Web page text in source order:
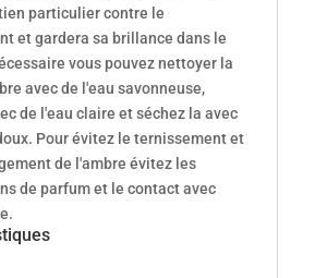
particulier contre le
et gardera sa brillance dans le
vous pouvez nettoyer la
avec de l'eau savonneuse,
de l'eau claire et séchez la avec
Pour évitez le ternissement et
de l'ambre évitez les
de parfum et le contact avec